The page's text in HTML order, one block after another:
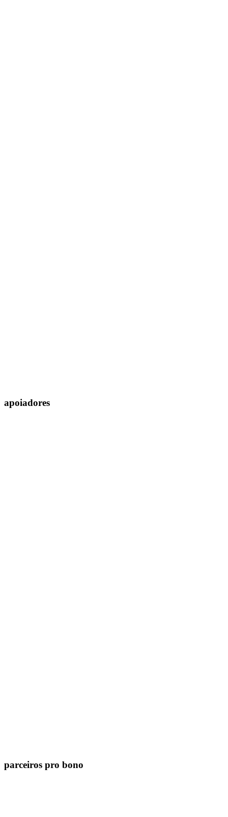
apoiadores
parceiros pro bono